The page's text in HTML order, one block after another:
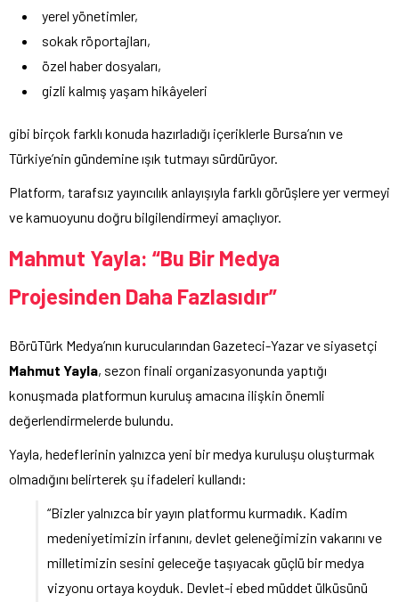
yerel yönetimler,
sokak röportajları,
özel haber dosyaları,
gizli kalmış yaşam hikâyeleri
gibi birçok farklı konuda hazırladığı içeriklerle Bursa’nın ve
Türkiye’nin gündemine ışık tutmayı sürdürüyor.
Platform, tarafsız yayıncılık anlayışıyla farklı görüşlere yer vermeyi
ve kamuoyunu doğru bilgilendirmeyi amaçlıyor.
Mahmut Yayla: “Bu Bir Medya
Projesinden Daha Fazlasıdır”
BörüTürk Medya’nın kurucularından Gazeteci-Yazar ve siyasetçi
Mahmut Yayla, sezon finali organizasyonunda yaptığı
konuşmada platformun kuruluş amacına ilişkin önemli
değerlendirmelerde bulundu.
Yayla, hedeflerinin yalnızca yeni bir medya kuruluşu oluşturmak
olmadığını belirterek şu ifadeleri kullandı:
“Bizler yalnızca bir yayın platformu kurmadık. Kadim
medeniyetimizin irfanını, devlet geleneğimizin vakarını ve
milletimizin sesini geleceğe taşıyacak güçlü bir medya
vizyonu ortaya koyduk. Devlet-i ebed müddet ülküsünü